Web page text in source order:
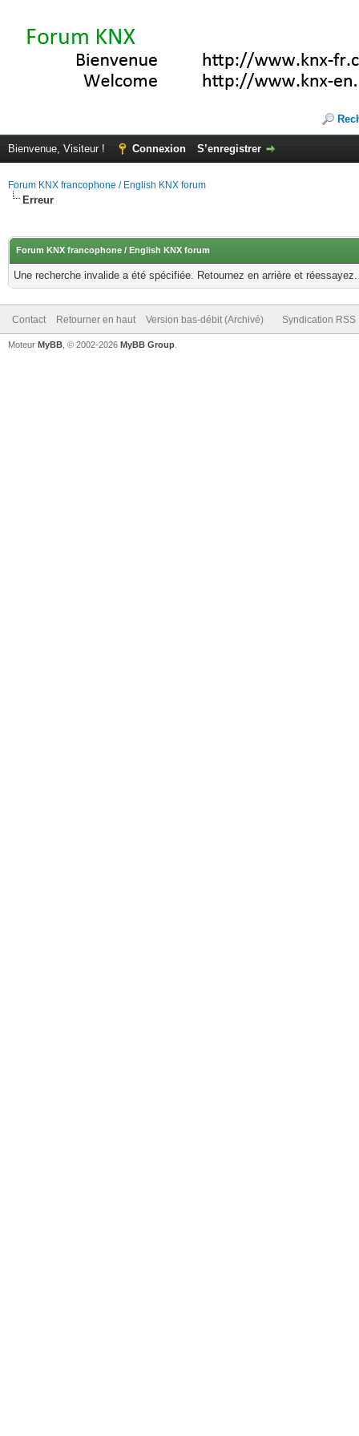
Bienvenue, Visiteur ! Connexion S’enregistrer
Forum KNX francophone / English KNX forum
Erreur
Forum KNX francophone / English KNX forum
Une recherche invalide a été spécifiée. Retournez en arrière et réessayez.
Contact Retourner en haut Version bas-débit (Archivé) Syndication RSS
Moteur MyBB , © 2002-2026 MyBB Group